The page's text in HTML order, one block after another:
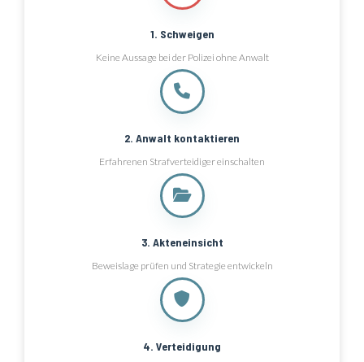
1. Schweigen
Keine Aussage bei der Polizei ohne Anwalt
2. Anwalt kontaktieren
Erfahrenen Strafverteidiger einschalten
3. Akteneinsicht
Beweislage prüfen und Strategie entwickeln
4. Verteidigung